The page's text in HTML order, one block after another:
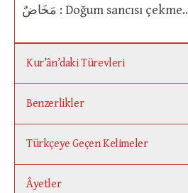
مَخَاضٌ : Doğum sancısı çekme..
Kur’ân’daki Türevleri
Benzerlikler
Türkçeye Geçen Kelimeler
Âyetler